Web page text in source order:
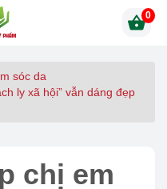
0
sóc da
ly xã hội” vẫn dáng đẹp
chị em